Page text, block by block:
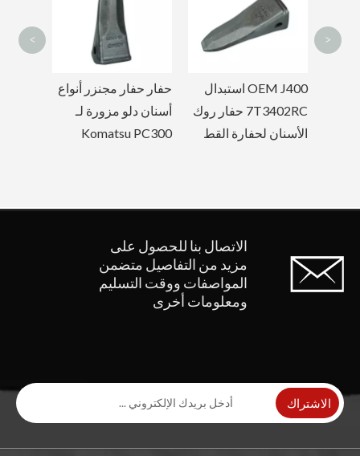
OEM J400 استبدال
7T3402RC حفار روك
الأسنان لحفارة القط
< >
الاتصال بنا للحصول على
مزيد من التفاصيل متضمن
المواصفات ووقت التسليم
ومعلومات أخرى
الاشتراك